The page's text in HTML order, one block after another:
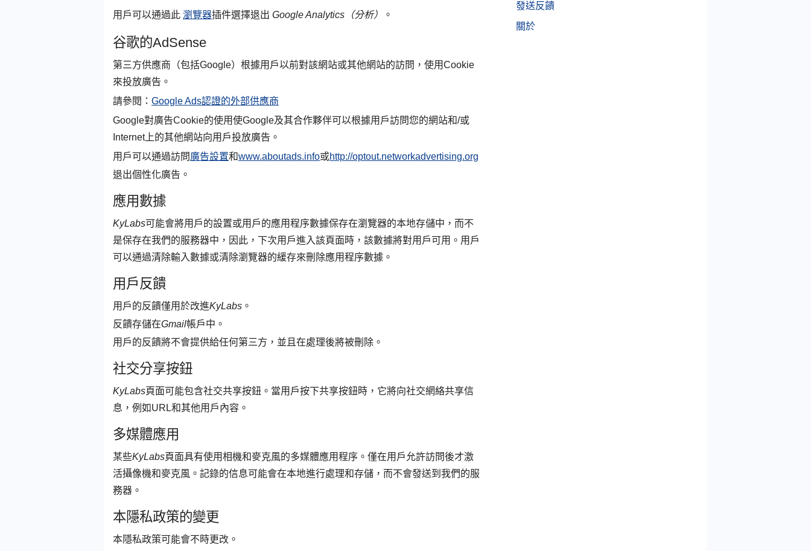
用戶可以通過此 瀏覽器插件選擇退出 Google Analytics（分析） 。
谷歌的AdSense
第三方供應商（包括Google）根據用戶以前對該網站或其他網站的訪問，使用Cookie
來投放廣告。
請參閱： Google Ads認證的外部供應商
Google對廣告Cookie的使用使Google及其合作夥伴可以根據用戶訪問您的網站和/或
Internet上的其他網站向用戶投放廣告。
用戶可以通過訪問廣告設置和www.aboutads.info或http://optout.networkadvertising.org
退出個性化廣告。
應用數據
KyLabs可能會將用戶的設置或用戶的應用程序數據保存在瀏覽器的本地存儲中，而不
是保存在我們的服務器中，因此，下次用戶進入該頁面時，該數據將對用戶可用。用戶
可以通過清除輸入數據或清除瀏覽器的緩存來刪除應用程序數據。
用戶反饋
用戶的反饋僅用於改進KyLabs 。
反饋存儲在Gmail帳戶中。
用戶的反饋將不會提供給任何第三方，並且在處理後將被刪除。
社交分享按鈕
KyLabs頁面可能包含社交共享按鈕。當用戶按下共享按鈕時，它將向社交網絡共享信
息，例如URL和其他用戶內容。
多媒體應用
某些KyLabs頁面具有使用相機和麥克風的多媒體應用程序。僅在用戶允許訪問後才激
活攝像機和麥克風。記錄的信息可能會在本地進行處理和存儲，而不會發送到我們的服
務器。
本隱私政策的變更
本隱私政策可能會不時更改。
發送反饋
關於